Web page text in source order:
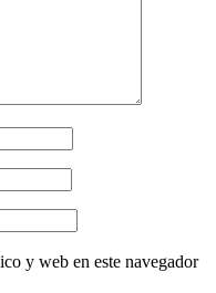
y web en este navegador